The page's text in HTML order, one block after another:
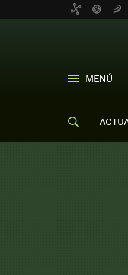
MENÚ